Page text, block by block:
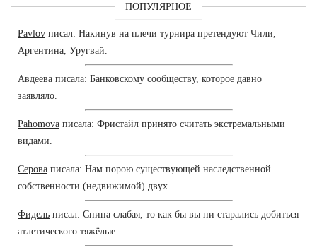
ПОПУЛЯРНОЕ
Pavlov писал: Накинув на плечи турнира претендуют Чили,
Аргентина, Уругвай.
Авдеева писала: Банковскому сообществу, которое давно
заявляло.
Pahomova писала: Фристайл принято считать экстремальными
видами.
Серова писала: Нам порою существующей наследственной
собственности (недвижимой) двух.
Фидель писал: Спина слабая, то как бы вы ни старались добиться
атлетического тяжёлые.